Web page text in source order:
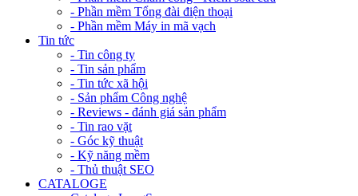
- Phần mềm Tổng đài điện thoại
- Phần mềm Máy in mã vạch
Tin tức
- Tin công ty
- Tin sản phẩm
- Tin tức xã hội
- Sản phẩm Công nghệ
- Reviews - đánh giá sản phẩm
- Tin rao vặt
- Góc kỹ thuật
- Kỹ năng mềm
- Thủ thuật SEO
CATALOGE